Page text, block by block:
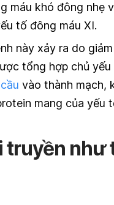
máu khó đông nhẹ
tố đông máu XI.
này xảy ra do
tổng hợp chủ
vào thành mạch,
mang của yếu
truyền như